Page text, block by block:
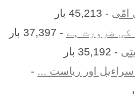
- 45,213 بار
کی ضرورت ہے - 37,397 بار
- 35,192 بار
-